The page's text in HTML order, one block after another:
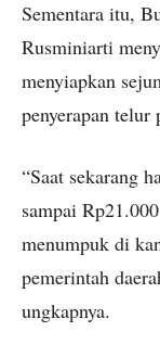
Sementara itu,
Rusminiarti
menyiapkan
penyerapan
“Saat sekarang
sampai
menumpuk di
pemerintah
ungkapnya.